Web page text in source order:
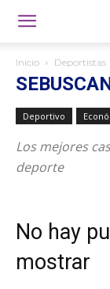
Inicio Deportistas
Deportivo
Los mejores
deporte
No hay
mostrar